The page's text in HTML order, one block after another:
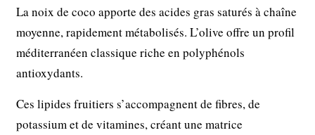
La noix de coco apporte des acides gras saturés à chaîne
moyenne, rapidement métabolisés. L’olive offre un profil
méditerranéen classique riche en polyphénols
antioxydants.
Ces lipides fruitiers s’accompagnent de fibres, de
potassium et de vitamines, créant une matrice